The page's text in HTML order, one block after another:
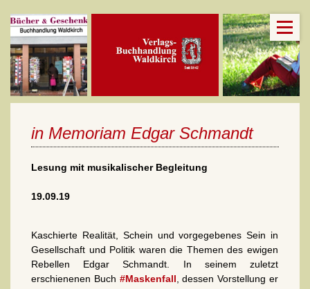
in Memoriam Edgar Schmandt
Lesung mit musikalischer Begleitung
19.09.19
Kaschierte Realität, Schein und vorgegebenes Sein in
Gesellschaft und Politik waren die Themen des ewigen
Rebellen Edgar Schmandt. In seinem zuletzt
erschienenen Buch #Maskenfall , dessen Vorstellung er